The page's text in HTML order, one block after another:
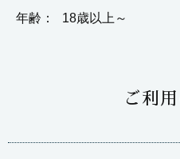
年齢： 18歳以上～
ご利